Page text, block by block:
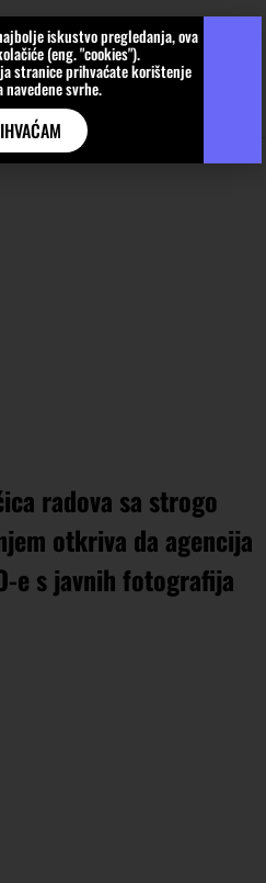
radova sa ​​strogo
otkriva da agencija
e s javnih fotografija
iskustvo pregledanja, ova
(eng. "cookies").
stranice prihvaćate korištenje
navedene svrhe.